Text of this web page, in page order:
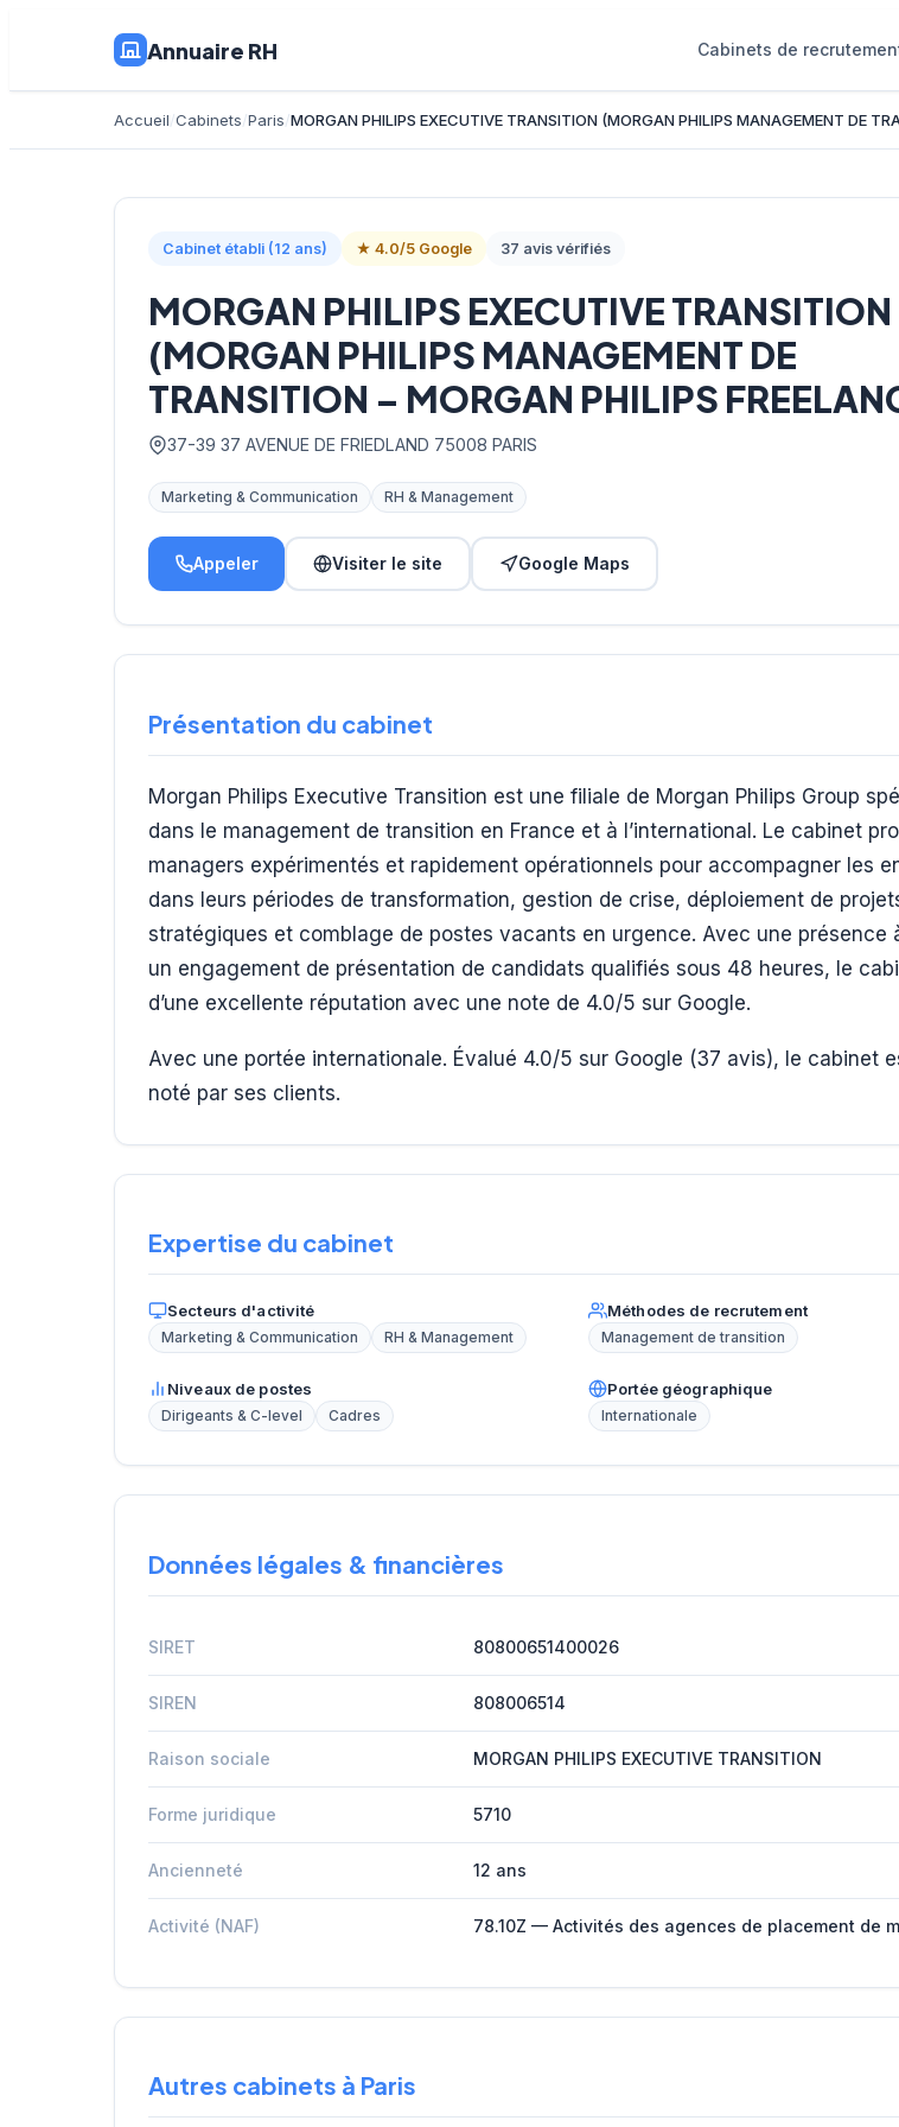
Annuaire RH Cabinets de
Accueil Cabinets Paris MORGAN PHILIPS EXECUTIVE TRANSITION (MORGAN PHILIPS MANAGEMENT DE
Cabinet établi (12 ans) ★ 4.0/5 Google 37 avis vérifiés
MORGAN PHILIPS EXECUTIVE TRANSITION
(MORGAN PHILIPS MANAGEMENT DE
TRANSITION – MORGAN PHILIPS
37-39 37 AVENUE DE FRIEDLAND 75008 PARIS
Marketing & Communication RH & Management
Appeler Visiter le site Google Maps
Présentation du cabinet
Morgan Philips Executive Transition est une filiale de Morgan Philips Group
dans le management de transition en France et à l’international. Le cabinet
managers expérimentés et rapidement opérationnels pour accompagner les
dans leurs périodes de transformation, gestion de crise, déploiement de
stratégiques et comblage de postes vacants en urgence. Avec une présence
un engagement de présentation de candidats qualifiés sous 48 heures, le
d’une excellente réputation avec une note de 4.0/5 sur Google.
Avec une portée internationale. Évalué 4.0/5 sur Google (37 avis), le cabinet
noté par ses clients.
Expertise du cabinet
Secteurs d'activité
Marketing & Communication RH & Management
Méthodes de recrutement
Management de transition
Niveaux de postes
Dirigeants & C-level Cadres
Portée géographique
Internationale
Données légales & financières
SIRET 80800651400026
SIREN 808006514
Raison sociale MORGAN PHILIPS EXECUTIVE TRANSITION
Forme juridique 5710
Ancienneté 12 ans
Activité (NAF) 78.10Z — Activités des agences de placement de
Autres cabinets à Paris